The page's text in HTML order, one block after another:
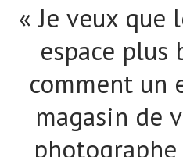
« Je veux que
espace plus
comment un
magasin de